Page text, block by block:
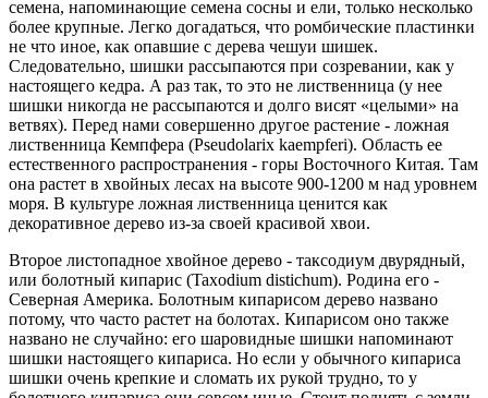
семена, напоминающие семена сосны и ели, только несколько
более крупные. Легко догадаться, что ромбические пластинки
не что иное, как опавшие с дерева чешуи шишек.
Следовательно, шишки рассыпаются при созревании, как у
настоящего кедра. А раз так, то это не лиственница (у нее
шишки никогда не рассыпаются и долго висят «целыми» на
ветвях). Перед нами совершенно другое растение - ложная
лиственница Кемпфера (Pseudolarix kaempferi). Область ее
естественного распространения - горы Восточного Китая. Там
она растет в хвойных лесах на высоте 900-1200 м над уровнем
моря. В культуре ложная лиственница ценится как
декоративное дерево из-за своей красивой хвои.
Второе листопадное хвойное дерево - таксодиум двурядный,
или болотный кипарис (Taxodium distichum). Родина его -
Северная Америка. Болотным кипарисом дерево названо
потому, что часто растет на болотах. Кипарисом оно также
названо не случайно: его шаровидные шишки напоминают
шишки настоящего кипариса. Но если у обычного кипариса
шишки очень крепкие и сломать их рукой трудно, то у